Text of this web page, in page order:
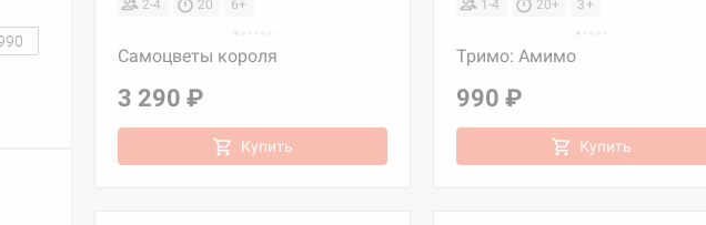
2-4 20 6+
Самоцветы короля
3 290 ₽
Купить
1-4 20+ 3+
Тримо: Амимо
990 ₽
Купить